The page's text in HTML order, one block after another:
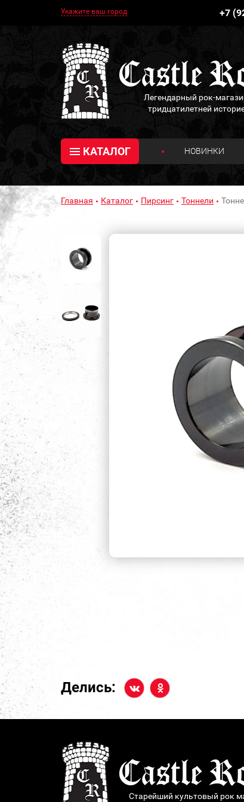
Укажите ваш город +7
Легендарный рок-
тридцатилетней
КАТАЛОГ НОВИНКИ
Главная Каталог Пирсинг Тоннели
Делись:
Старейший культовый рок